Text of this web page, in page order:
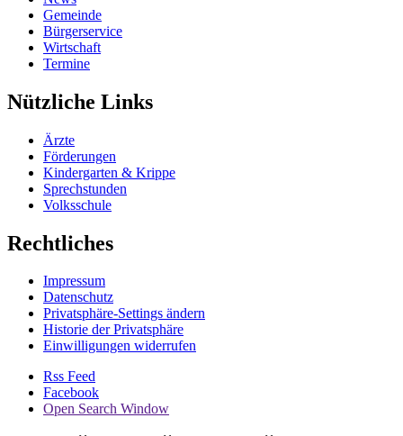
Gemeinde
Bürgerservice
Wirtschaft
Termine
Nützliche Links
Ärzte
Förderungen
Kindergarten & Krippe
Sprechstunden
Volksschule
Rechtliches
Impressum
Datenschutz
Privatsphäre-Settings ändern
Historie der Privatsphäre
Einwilligungen widerrufen
Rss Feed
Facebook
Open Search Window